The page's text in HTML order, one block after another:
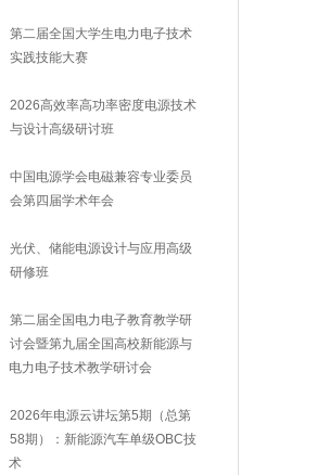
第二届全国大学生电力电子技术
实践技能大赛
2026高效率高功率密度电源技术
与设计高级研讨班
中国电源学会电磁兼容专业委员
会第四届学术年会
​光伏、储能电源设计与应用高级
研修班
第二届全国电力电子教育教学研
讨会暨第九届全国高校新能源与
电力电子技术教学研讨会
2026年电源云讲坛第5期（总第
58期）：新能源汽车单级OBC技
术